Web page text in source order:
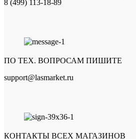
8 (499) 113-18-89
ПО ТЕХ. ВОПРОСАМ ПИШИТЕ
support@lasmarket.ru
КОНТАКТЫ ВСЕХ МАГАЗИНОВ